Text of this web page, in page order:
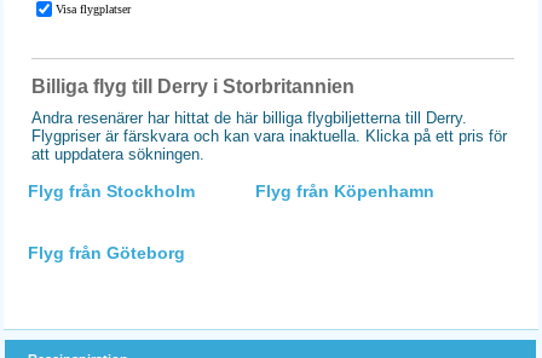
Billiga flyg till Derry i Storbritannien
Andra resenärer har hittat de här billiga flygbiljetterna till Derry.
Flygpriser är färskvara och kan vara inaktuella. Klicka på ett pris för
att uppdatera sökningen.
Flyg från Stockholm Flyg från Köpenhamn
Flyg från Göteborg